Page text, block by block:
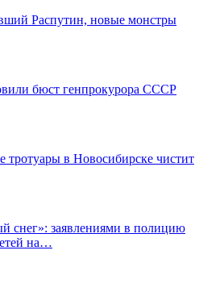
Распутин, новые монстры
бюст генпрокурора СССР
тротуары в Новосибирске чистит
снег»: заявлениями в полицию
на…